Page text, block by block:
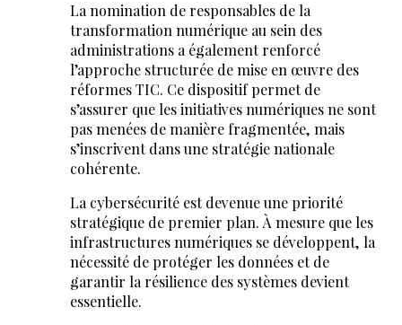
La nomination de responsables de la
transformation numérique au sein des
administrations a également renforcé
l’approche structurée de mise en œuvre des
réformes TIC. Ce dispositif permet de
s’assurer que les initiatives numériques ne sont
pas menées de manière fragmentée, mais
s’inscrivent dans une stratégie nationale
cohérente.
La cybersécurité est devenue une priorité
stratégique de premier plan. À mesure que les
infrastructures numériques se développent, la
nécessité de protéger les données et de
garantir la résilience des systèmes devient
essentielle.